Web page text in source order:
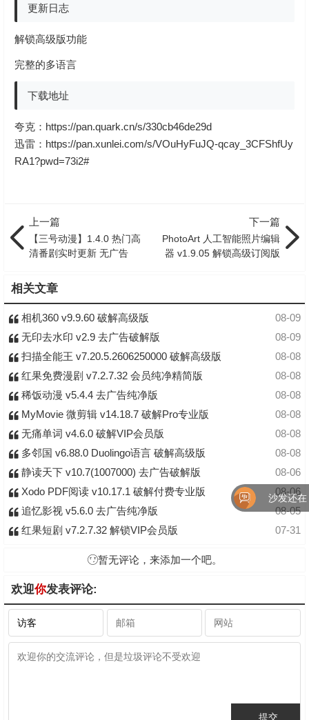
更新日志
解锁高级版功能
完整的多语言
下载地址
夸克： https://pan.quark.cn/s/330cb46de29d
迅雷： https://pan.xunlei.com/s/VOuHyFuJQ-qcay_3CFShfUy
RA1?pwd=73i2#
上一篇
【三号动漫】1.4.0 热门高
清番剧实时更新 无广告
下一篇
PhotoArt 人工智能照片编辑
器 v1.9.05 解锁高级订阅版
相关文章
08-09
相机360 v9.9.60 破解高级版
08-09
无印去水印 v2.9 去广告破解版
08-08
扫描全能王 v7.20.5.2606250000 破解高级版
08-08
红果免费漫剧 v7.2.7.32 会员纯净精简版
08-08
稀饭动漫 v5.4.4 去广告纯净版
08-08
MyMovie 微剪辑 v14.18.7 破解Pro专业版
08-08
无痛单词 v4.6.0 破解VIP会员版
08-08
多邻国 v6.88.0 Duolingo语言 破解高级版
08-06
静读天下 v10.7(1007000) 去广告破解版
08-06
Xodo PDF阅读 v10.17.1 破解付费专业版
08-05
追忆影视 v5.6.0 去广告纯净版
07-31
红果短剧 v7.2.7.32 解锁VIP会员版
暂无评论，来添加一个吧。
欢迎你发表评论:
沙发还在